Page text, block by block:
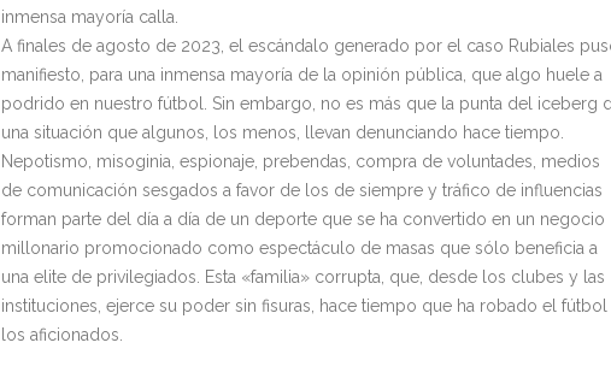
inmensa mayoría calla.
A finales de agosto de 2023, el escándalo generado por el caso Rubiales
manifiesto, para una inmensa mayoría de la opinión pública, que algo huele a
podrido en nuestro fútbol. Sin embargo, no es más que la punta del iceberg
una situación que algunos, los menos, llevan denunciando hace tiempo.
Nepotismo, misoginia, espionaje, prebendas, compra de voluntades, medios
de comunicación sesgados a favor de los de siempre y tráfico de influencias
forman parte del día a día de un deporte que se ha convertido en un negocio
millonario promocionado como espectáculo de masas que sólo beneficia a
una elite de privilegiados. Esta «familia» corrupta, que, desde los clubes y las
instituciones, ejerce su poder sin fisuras, hace tiempo que ha robado el fútbol
los aficionados.